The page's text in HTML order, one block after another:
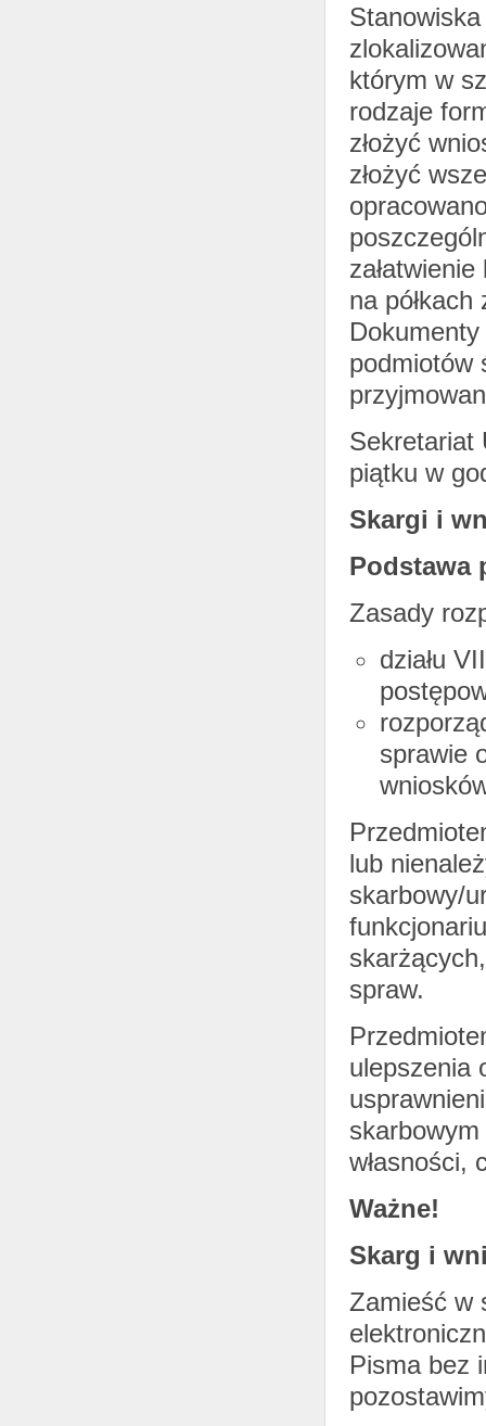
którym w
rodzaje
złożyć
złożyć
na
podmiotów
Sekretariat
piątku w
Skargi i
Podstawa
Zasady
działu
sprawie
lub
skarbowy/
spraw.
ulepszenia
własności,
Ważne!
Skarg i
Zamieść w
Pisma bez